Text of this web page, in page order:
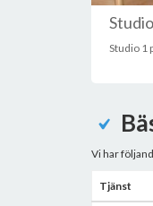
Studio 1
Vi har
Tjänst